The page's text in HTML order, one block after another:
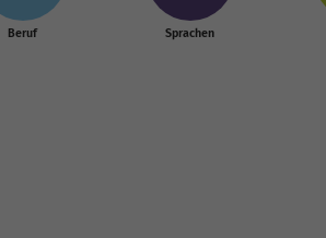
Beruf Sprachen